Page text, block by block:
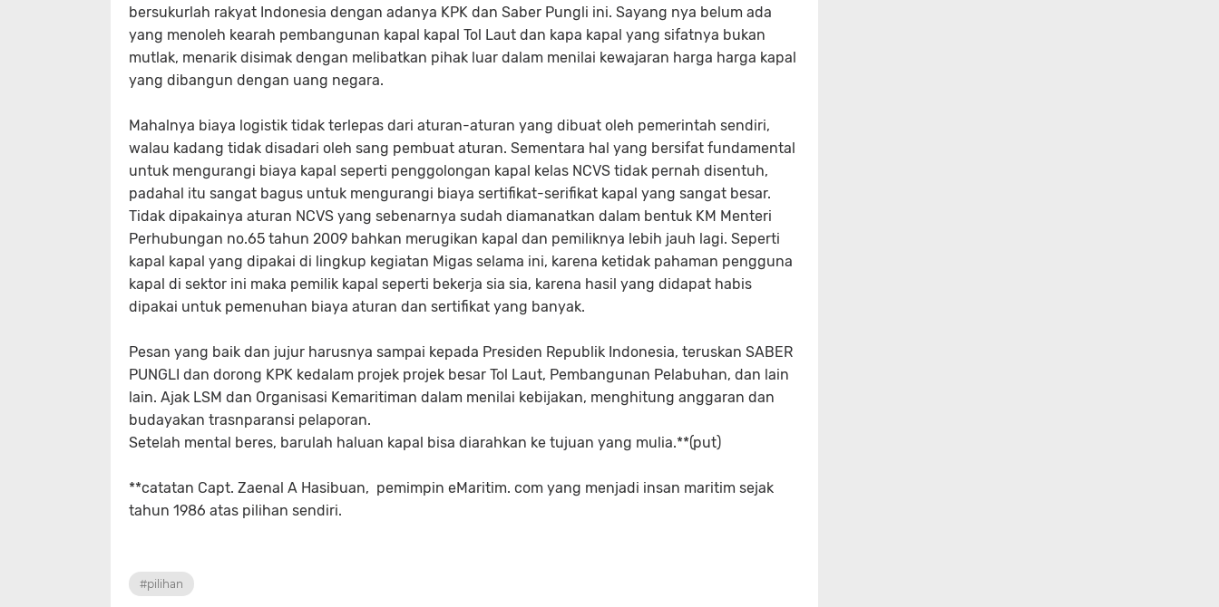
bersukurlah rakyat Indonesia dengan adanya KPK dan Saber Pungli ini. Sayang nya belum ada
yang menoleh kearah pembangunan kapal kapal Tol Laut dan kapa kapal yang sifatnya bukan
mutlak, menarik disimak dengan melibatkan pihak luar dalam menilai kewajaran harga harga kapal
yang dibangun dengan uang negara.
Mahalnya biaya logistik tidak terlepas dari aturan-aturan yang dibuat oleh pemerintah sendiri,
walau kadang tidak disadari oleh sang pembuat aturan. Sementara hal yang bersifat fundamental
untuk mengurangi biaya kapal seperti penggolongan kapal kelas NCVS tidak pernah disentuh,
padahal itu sangat bagus untuk mengurangi biaya sertifikat-serifikat kapal yang sangat besar.
Tidak dipakainya aturan NCVS yang sebenarnya sudah diamanatkan dalam bentuk KM Menteri
Perhubungan no.65 tahun 2009 bahkan merugikan kapal dan pemiliknya lebih jauh lagi. Seperti
kapal kapal yang dipakai di lingkup kegiatan Migas selama ini, karena ketidak pahaman pengguna
kapal di sektor ini maka pemilik kapal seperti bekerja sia sia, karena hasil yang didapat habis
dipakai untuk pemenuhan biaya aturan dan sertifikat yang banyak.
Pesan yang baik dan jujur harusnya sampai kepada Presiden Republik Indonesia, teruskan SABER
PUNGLI dan dorong KPK kedalam projek projek besar Tol Laut, Pembangunan Pelabuhan, dan lain
lain. Ajak LSM dan Organisasi Kemaritiman dalam menilai kebijakan, menghitung anggaran dan
budayakan trasnparansi pelaporan.
Setelah mental beres, barulah haluan kapal bisa diarahkan ke tujuan yang mulia.**(put)
**catatan Capt. Zaenal A Hasibuan, pemimpin eMaritim. com yang menjadi insan maritim sejak
tahun 1986 atas pilihan sendiri.
#pilihan